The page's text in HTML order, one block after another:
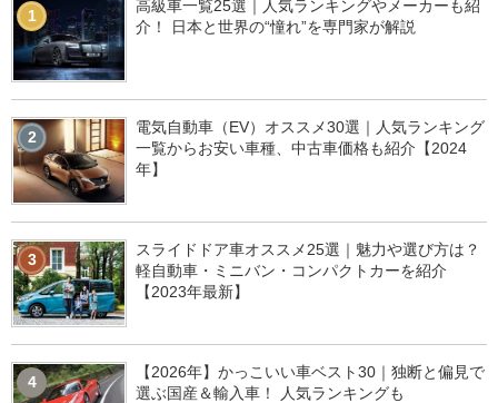
1
高級車一覧25選｜人気ランキングやメーカーも紹
介！ 日本と世界の“憧れ”を専門家が解説
2
電気自動車（EV）オススメ30選｜人気ランキング
一覧からお安い車種、中古車価格も紹介【2024
年】
3
スライドドア車オススメ25選｜魅力や選び方は？
軽自動車・ミニバン・コンパクトカーを紹介
【2023年最新】
4
【2026年】かっこいい車ベスト30｜独断と偏見で
選ぶ国産＆輸入車！ 人気ランキングも